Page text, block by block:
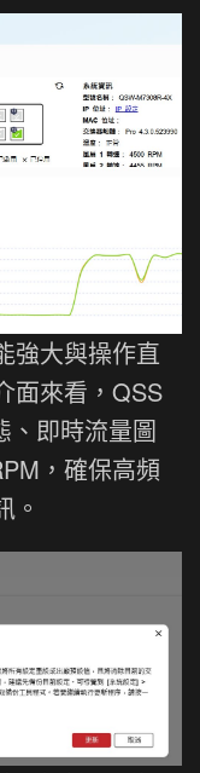
強大與操作直
面來看，QSS
、即時流量圖
，確保高頻
。